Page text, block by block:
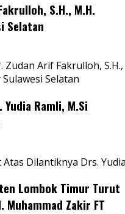
S.H., M.H.
Selatan
Arif Fakrulloh, S.H.,
Selatan
Ramli, M.Si
Dilantiknya Drs.
Lombok Timur Turut
Muhammad Zakir FT